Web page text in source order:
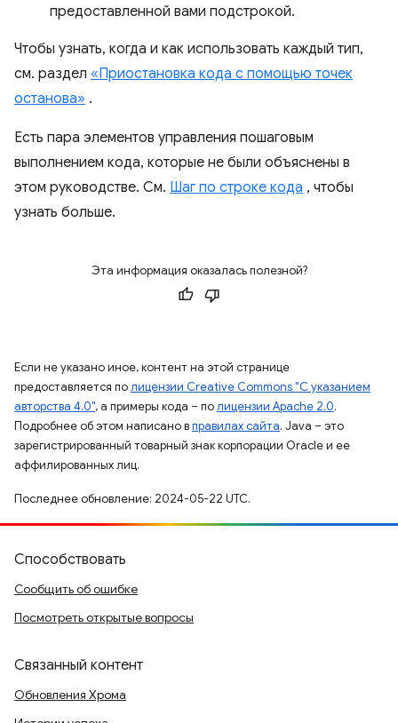
предоставленной вами подстрокой.
Чтобы узнать, когда и как использовать каждый тип,
см. раздел «Приостановка кода с помощью точек
останова» .
Есть пара элементов управления пошаговым
выполнением кода, которые не были объяснены в
этом руководстве. См. Шаг по строке кода , чтобы
узнать больше.
Эта информация оказалась полезной?
Если не указано иное, контент на этой странице
предоставляется полицензии Creative Commons "С указанием
авторства 4.0", а примеры кода – полицензии Apache 2.0.
Подробнее об этом написано вправилах сайта. Java – это
зарегистрированный товарный знак корпорации Oracle и ее
аффилированных лиц.
Последнее обновление: 2024-05-22 UTC.
Способствовать
Сообщить об ошибке
Посмотреть открытые вопросы
Связанный контент
Обновления Хрома